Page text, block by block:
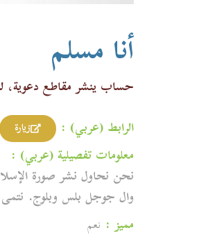
أنا مسلم
حساب ينشر مقاطع دعوية،
الرابط (عربي) :
زيارة
معلومات تفصيلية (عربي) :
نحن نحاول نشر صورة
وال جوجل بلس وبلوج. نتمى
مميز : نعم